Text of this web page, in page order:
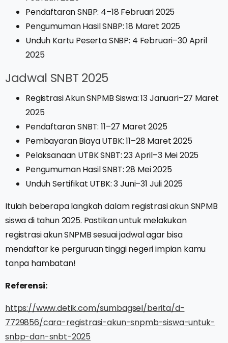
Pendaftaran SNBP: 4–18 Februari 2025
Pengumuman Hasil SNBP: 18 Maret 2025
Unduh Kartu Peserta SNBP: 4 Februari–30 April
2025
Jadwal SNBT 2025
Registrasi Akun SNPMB Siswa: 13 Januari–27 Maret
2025
Pendaftaran SNBT: 11–27 Maret 2025
Pembayaran Biaya UTBK: 11–28 Maret 2025
Pelaksanaan UTBK SNBT: 23 April–3 Mei 2025
Pengumuman Hasil SNBT: 28 Mei 2025
Unduh Sertifikat UTBK: 3 Juni–31 Juli 2025
Itulah beberapa langkah dalam registrasi akun SNPMB
siswa di tahun 2025. Pastikan untuk melakukan
registrasi akun SNPMB sesuai jadwal agar bisa
mendaftar ke perguruan tinggi negeri impian kamu
tanpa hambatan!
Referensi:
https://www.detik.com/sumbagsel/berita/d-
7729856/cara-registrasi-akun-snpmb-siswa-untuk-
snbp-dan-snbt-2025